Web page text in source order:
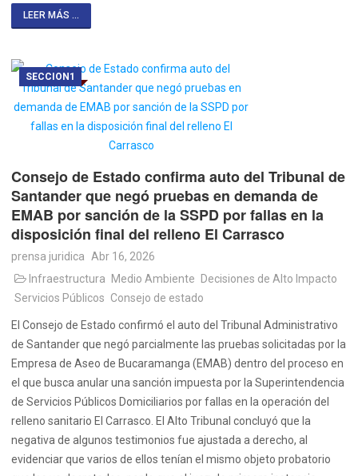
LEER MÁS ...
SECCION1
Consejo de Estado confirma auto del Tribunal de
Santander que negó pruebas en demanda de
EMAB por sanción de la SSPD por fallas en la
disposición final del relleno El Carrasco
prensa juridica
Abr 16, 2026
Infraestructura
Medio Ambiente
Decisiones de Alto Impacto
Servicios Públicos Consejo de estado
El Consejo de Estado confirmó el auto del Tribunal Administrativo
de Santander que negó parcialmente las pruebas solicitadas por la
Empresa de Aseo de Bucaramanga (EMAB) dentro del proceso en
el que busca anular una sanción impuesta por la Superintendencia
de Servicios Públicos Domiciliarios por fallas en la operación del
relleno sanitario El Carrasco. El Alto Tribunal concluyó que la
negativa de algunos testimonios fue ajustada a derecho, al
evidenciar que varios de ellos tenían el mismo objeto probatorio